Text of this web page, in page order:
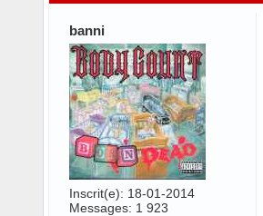
banni
Inscrit(e): 18-01-2014
Messages: 1 923